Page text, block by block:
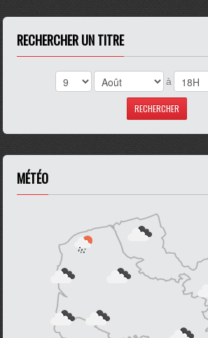
RECHERCHER UN TITRE
à
MÉTÉO